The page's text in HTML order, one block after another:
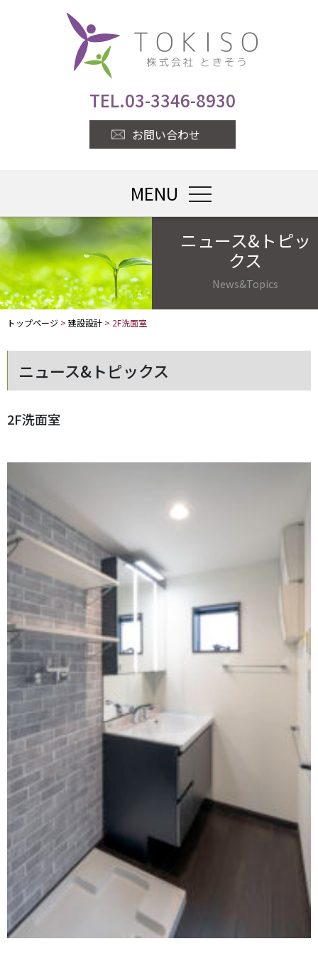
TEL.03-3346-8930
お問い合わせ
MENU toggle
ニュース&トピッ
クス
News&Topics
トップページ > 建設設計 > 2F洗面室
ニュース&トピックス
2F洗面室